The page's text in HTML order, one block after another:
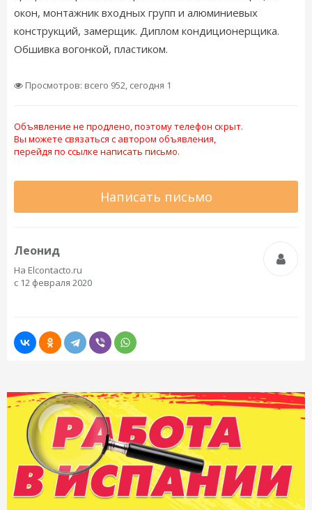
окон, монтажник входных групп и алюминиевых
конструкций, замерщик. Диплом кондиционерщика.
Обшивка вогонкой, пластиком.
Просмотров: всего 952, сегодня 1
Объявление не продлено, поэтому телефон скрыт.
Вы можете связаться с автором объявления,
перейдя по ссылке написать письмо.
Написать письмо
Леонид
На Elcontacto.ru
с 12 февраля 2020